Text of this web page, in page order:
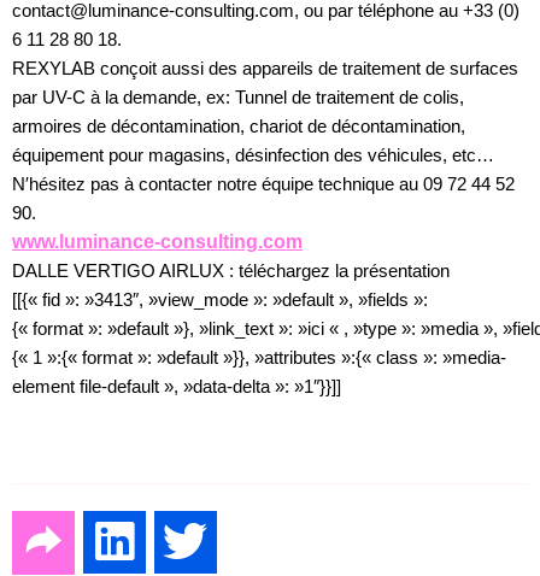
contact@luminance-consulting.com, ou par téléphone au +33 (0)
6 11 28 80 18.
REXYLAB conçoit aussi des appareils de traitement de surfaces
par UV-C à la demande, ex: Tunnel de traitement de colis,
armoires de décontamination, chariot de décontamination,
équipement pour magasins, désinfection des véhicules, etc…
N′hésitez pas à contacter notre équipe technique au 09 72 44 52
90.
www.luminance-consulting.com
DALLE VERTIGO AIRLUX : téléchargez la présentation
[[{« fid »: »3413″, »view_mode »: »default », »fields »:
{« format »: »default »}, »link_text »: »ici « , »type »: »media »,
{« 1 »:{« format »: »default »}}, »attributes »:{« class »: »media-
element file-default », »data-delta »: »1″}}]]